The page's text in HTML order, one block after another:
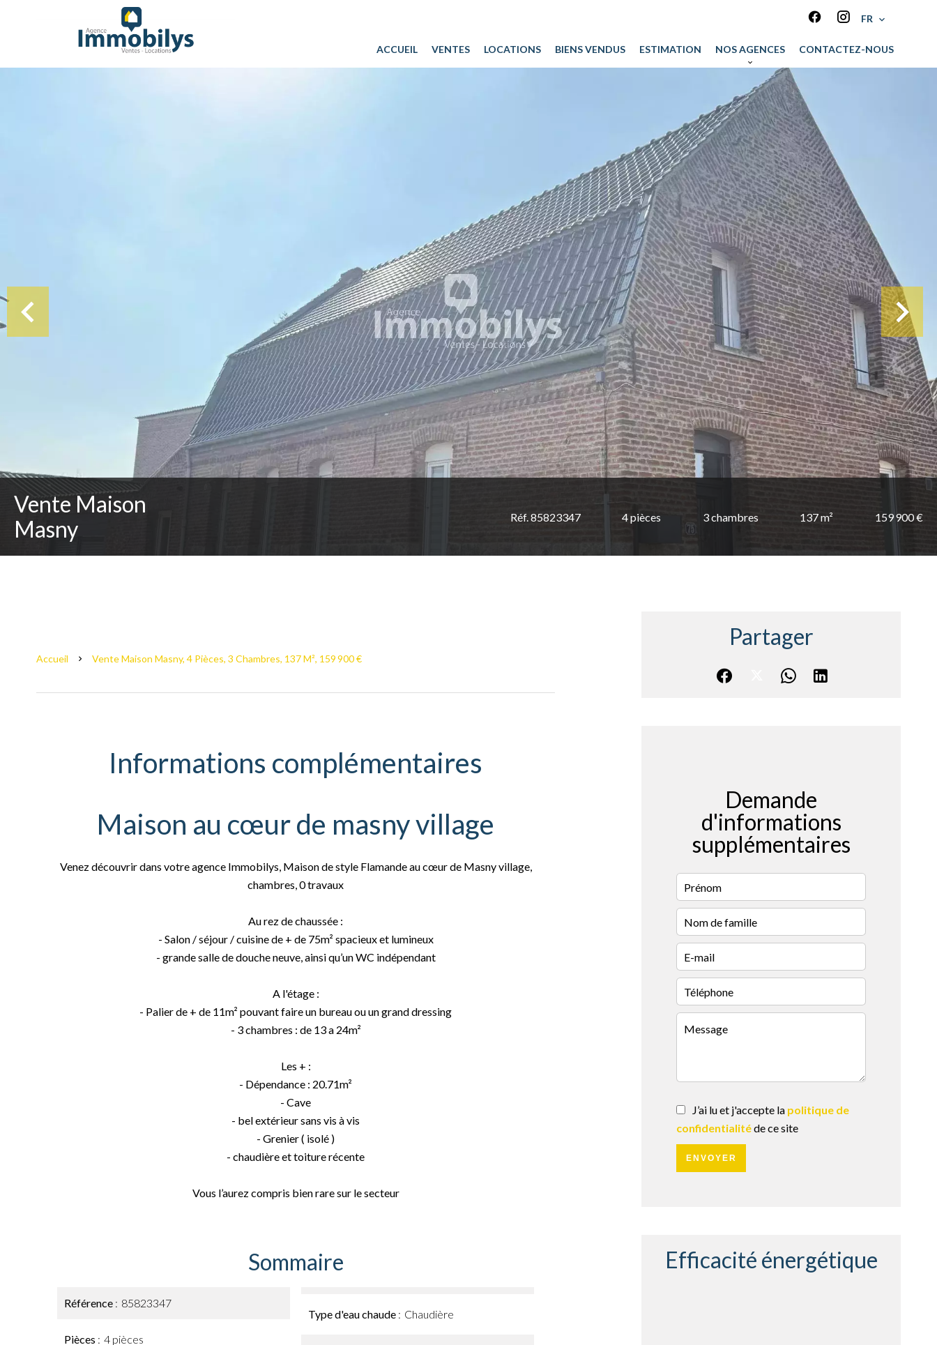
FR
ACCUEIL VENTES LOCATIONS BIENS VENDUS ESTIMATION NOS AGENCES CONTACTEZ-NOUS
Vente Maison
Masny
Réf. 85823347 4 pièces 3 chambres 137 m² 159 900 €
Accueil Vente Maison Masny, 4 Pièces, 3 Chambres, 137 M², 159 900 €
Informations complémentaires
Maison au cœur de masny village
Venez découvrir dans votre agence Immobilys, Maison de style Flamande au cœur de Masny village,
chambres, 0 travaux
Au rez de chaussée :
- Salon / séjour / cuisine de + de 75m² spacieux et lumineux
- grande salle de douche neuve, ainsi qu’un WC indépendant
A l'étage :
- Palier de + de 11m² pouvant faire un bureau ou un grand dressing
- 3 chambres : de 13 a 24m²
Les + :
- Dépendance : 20.71m²
- Cave
- bel extérieur sans vis à vis
- Grenier ( isolé )
- chaudière et toiture récente
Vous l’aurez compris bien rare sur le secteur
Sommaire
Référence 85823347
Pièces 4 pièces
Type d'eau chaude Chaudière
Partager
Demande
d'informations
supplémentaires
J’ai lu et j'accepte la politique de
confidentialitéde ce site
ENVOYER
Efficacité énergétique